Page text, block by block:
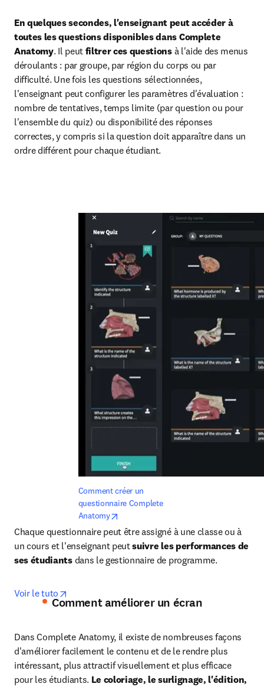
En quelques secondes, l'enseignant peut accéder à
toutes les questions disponibles dans Complete
Anatomy. Il peut filtrer ces questions à l'aide des menus
déroulants : par groupe, par région du corps ou par
difficulté. Une fois les questions sélectionnées,
l'enseignant peut configurer les paramètres d'évaluation :
nombre de tentatives, temps limite (par question ou pour
l'ensemble du quiz) ou disponibilité des réponses
correctes, y compris si la question doit apparaître dans un
ordre différent pour chaque étudiant.
Comment créer un
questionnaire Complete
Anatomy
Chaque questionnaire peut être assigné à une classe ou à
un cours et l'enseignant peut suivre les performances de
ses étudiants dans le gestionnaire de programme.
Voir le tuto
Comment améliorer un écran
Dans Complete Anatomy, il existe de nombreuses façons
d'améliorer facilement le contenu et de le rendre plus
intéressant, plus attractif visuellement et plus efficace
pour les étudiants. Le coloriage, le surlignage, l'édition,